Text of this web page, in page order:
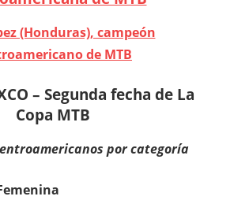
(Honduras), campeón
de MTB
– Segunda fecha de La
Copa MTB
por categoría